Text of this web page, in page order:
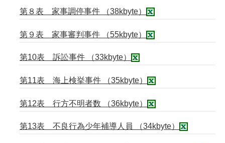
第８表 家事調停事件 （38kbyte）
第９表 家事審判事件 （55kbyte）
第10表 訴訟事件 （33kbyte）
第11表 海上検挙事件 （35kbyte）
第12表 行方不明者数 （36kbyte）
第13表 不良行為少年補導人員 （34kbyte）